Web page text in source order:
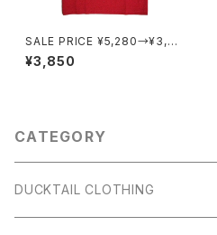
SALE PRICE ¥5,280→¥3,85
0 DUCKTAIL CLOTHING "Ri
e la fortuna viene" RED ダッ
¥3,850
CATEGORY
DUCKTAIL CLOTHING